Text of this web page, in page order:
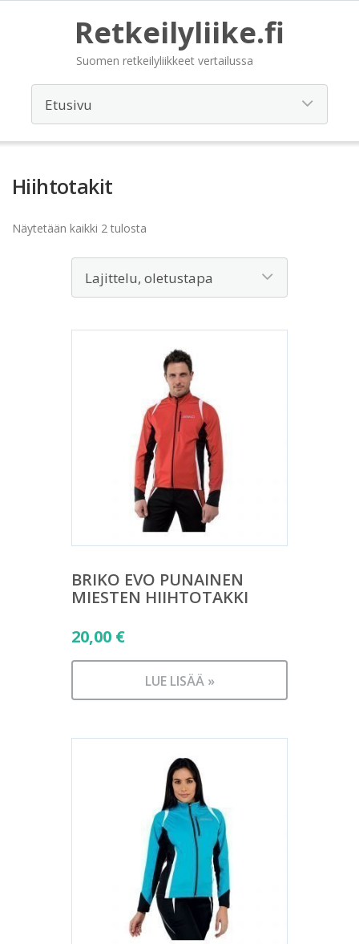
Retkeilyliike.fi
Suomen retkeilyliikkeet vertailussa
Hiihtotakit
Näytetään kaikki 2 tulosta
BRIKO EVO PUNAINEN
MIESTEN HIIHTOTAKKI
20,00 €
LUE LISÄÄ »